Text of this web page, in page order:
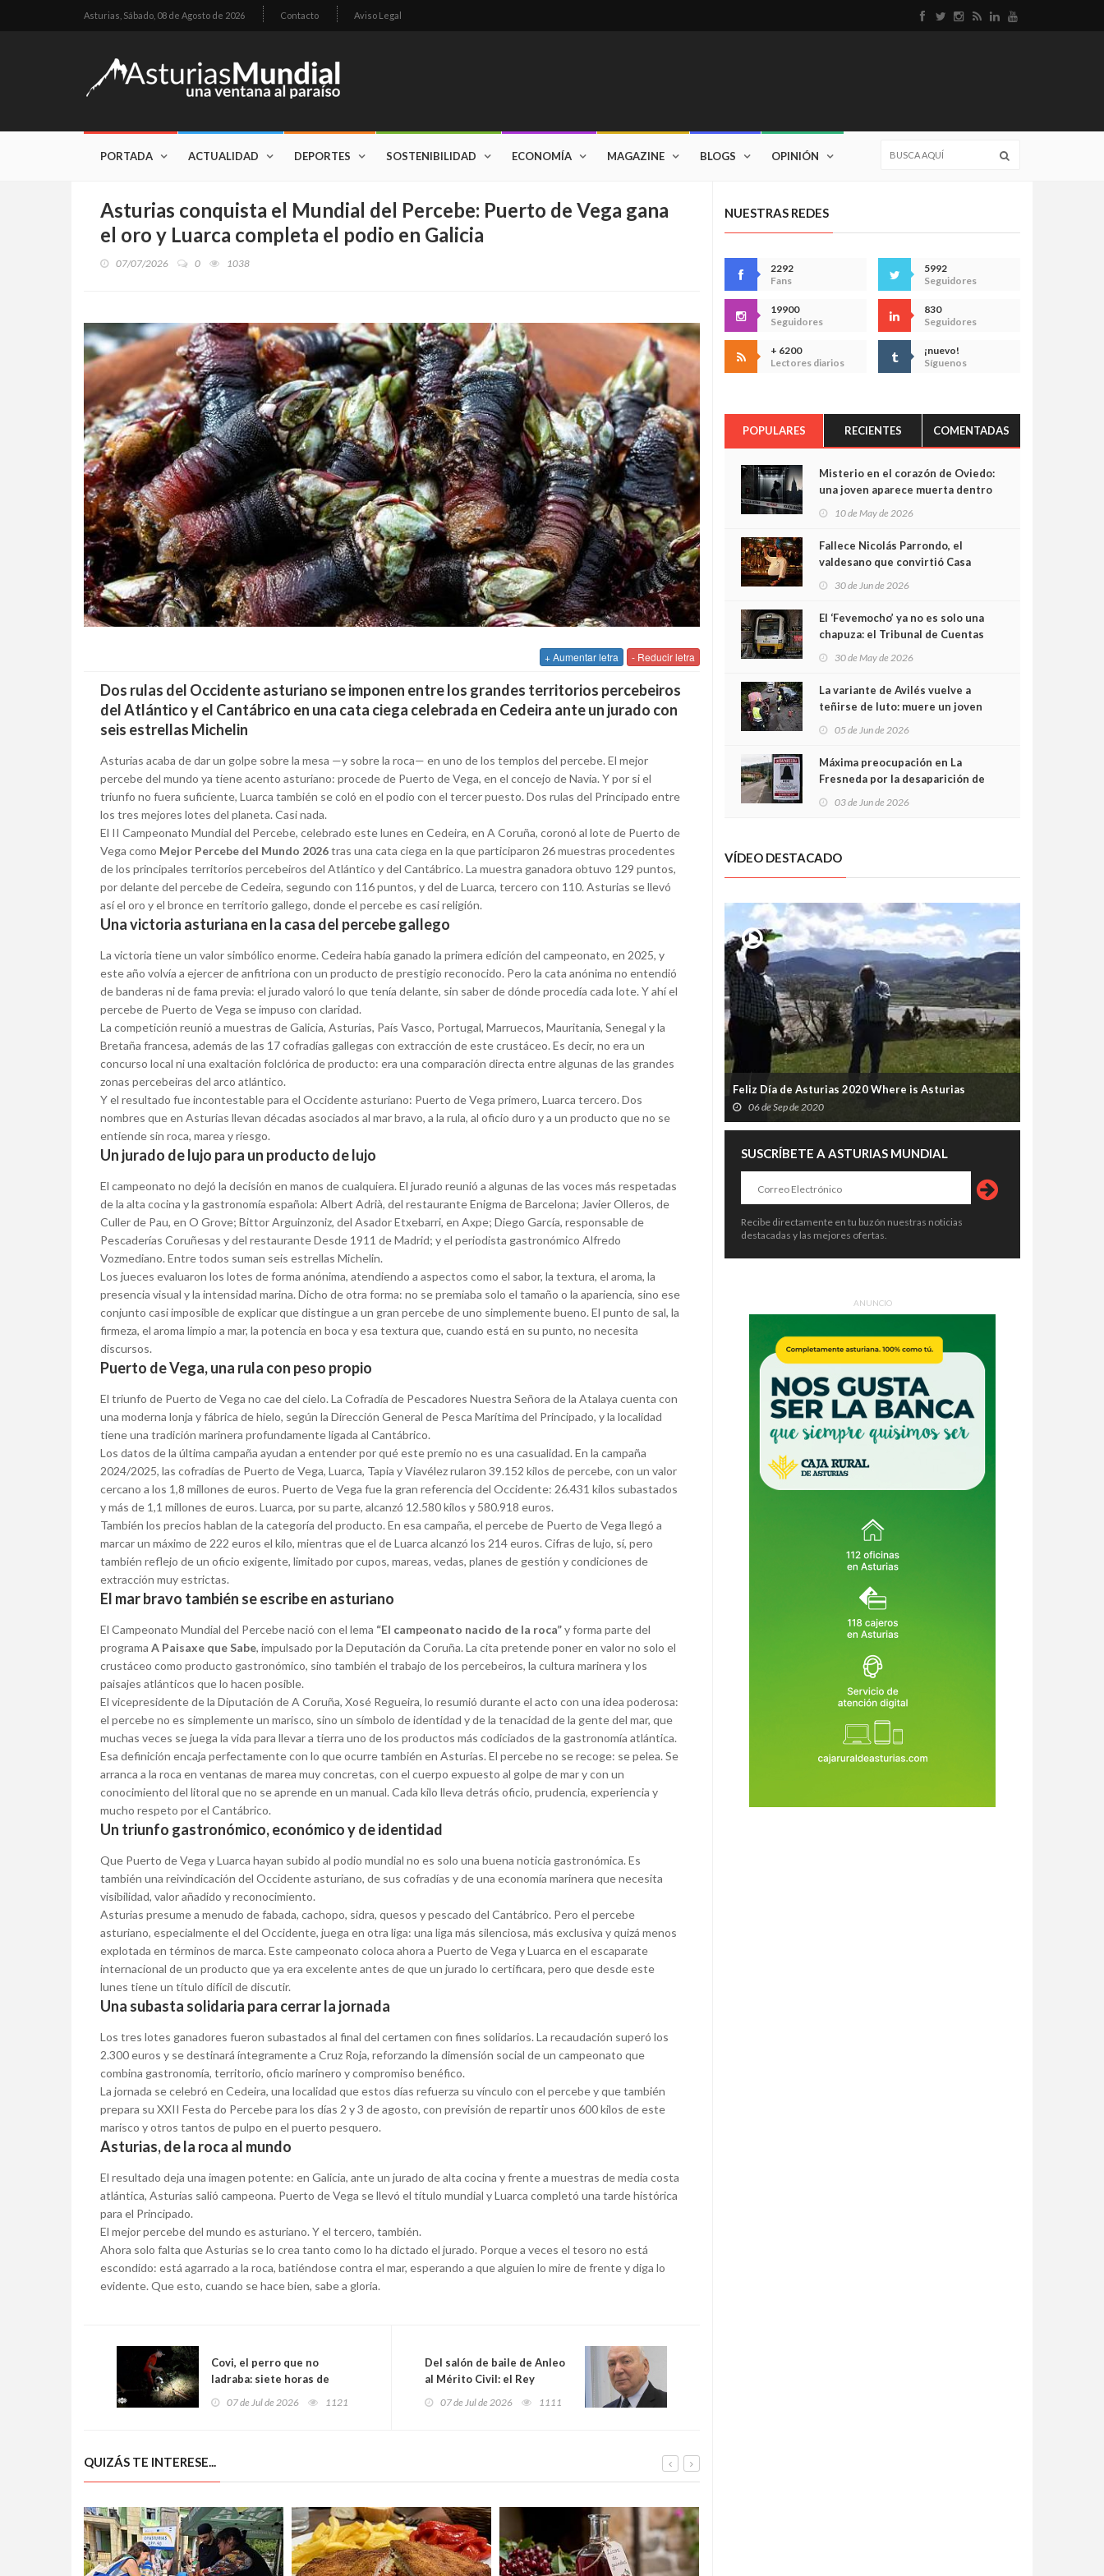
Asturias, Sábado, 08 de Agosto de 2026 Contacto Aviso Legal
PORTADA ACTUALIDAD DEPORTES SOSTENIBILIDAD ECONOMÍA MAGAZINE BLOGS OPINIÓN
Asturias conquista el Mundial del Percebe: Puerto de Vega gana
el oro y Luarca completa el podio en Galicia
07/07/2026 0 1038
+ Aumentar letra - Reducir letra
Dos rulas del Occidente asturiano se imponen entre los grandes territorios percebeiros
del Atlántico y el Cantábrico en una cata ciega celebrada en Cedeira ante un jurado con
seis estrellas Michelin
Asturias acaba de dar un golpe sobre la mesa —y sobre la roca— en uno de los templos del percebe. El mejor
percebe del mundo ya tiene acento asturiano: procede de Puerto de Vega, en el concejo de Navia. Y por si el
triunfo no fuera suficiente, Luarca también se coló en el podio con el tercer puesto. Dos rulas del Principado entre
los tres mejores lotes del planeta. Casi nada.
El II Campeonato Mundial del Percebe, celebrado este lunes en Cedeira, en A Coruña, coronó al lote de Puerto de
Vega como Mejor Percebe del Mundo 2026tras una cata ciega en la que participaron 26 muestras procedentes
de los principales territorios percebeiros del Atlántico y del Cantábrico. La muestra ganadora obtuvo 129 puntos,
por delante del percebe de Cedeira, segundo con 116 puntos, y del de Luarca, tercero con 110. Asturias se llevó
así el oro y el bronce en territorio gallego, donde el percebe es casi religión.
Una victoria asturiana en la casa del percebe gallego
La victoria tiene un valor simbólico enorme. Cedeira había ganado la primera edición del campeonato, en 2025, y
este año volvía a ejercer de anfitriona con un producto de prestigio reconocido. Pero la cata anónima no entendió
de banderas ni de fama previa: el jurado valoró lo que tenía delante, sin saber de dónde procedía cada lote. Y ahí el
percebe de Puerto de Vega se impuso con claridad.
La competición reunió a muestras de Galicia, Asturias, País Vasco, Portugal, Marruecos, Mauritania, Senegal y la
Bretaña francesa, además de las 17 cofradías gallegas con extracción de este crustáceo. Es decir, no era un
concurso local ni una exaltación folclórica de producto: era una comparación directa entre algunas de las grandes
zonas percebeiras del arco atlántico.
Y el resultado fue incontestable para el Occidente asturiano: Puerto de Vega primero, Luarca tercero. Dos
nombres que en Asturias llevan décadas asociados al mar bravo, a la rula, al oficio duro y a un producto que no se
entiende sin roca, marea y riesgo.
Un jurado de lujo para un producto de lujo
El campeonato no dejó la decisión en manos de cualquiera. El jurado reunió a algunas de las voces más respetadas
de la alta cocina y la gastronomía española: Albert Adrià, del restaurante Enigma de Barcelona; Javier Olleros, de
Culler de Pau, en O Grove; Bittor Arguinzoniz, del Asador Etxebarri, en Axpe; Diego García, responsable de
Pescaderías Coruñesas y del restaurante Desde 1911 de Madrid; y el periodista gastronómico Alfredo
Vozmediano. Entre todos suman seis estrellas Michelin.
Los jueces evaluaron los lotes de forma anónima, atendiendo a aspectos como el sabor, la textura, el aroma, la
presencia visual y la intensidad marina. Dicho de otra forma: no se premiaba solo el tamaño o la apariencia, sino ese
conjunto casi imposible de explicar que distingue a un gran percebe de uno simplemente bueno. El punto de sal, la
firmeza, el aroma limpio a mar, la potencia en boca y esa textura que, cuando está en su punto, no necesita
discursos.
Puerto de Vega, una rula con peso propio
El triunfo de Puerto de Vega no cae del cielo. La Cofradía de Pescadores Nuestra Señora de la Atalaya cuenta con
una moderna lonja y fábrica de hielo, según la Dirección General de Pesca Marítima del Principado, y la localidad
tiene una tradición marinera profundamente ligada al Cantábrico.
Los datos de la última campaña ayudan a entender por qué este premio no es una casualidad. En la campaña
2024/2025, las cofradías de Puerto de Vega, Luarca, Tapia y Viavélez rularon 39.152 kilos de percebe, con un valor
cercano a los 1,8 millones de euros. Puerto de Vega fue la gran referencia del Occidente: 26.431 kilos subastados
y más de 1,1 millones de euros. Luarca, por su parte, alcanzó 12.580 kilos y 580.918 euros.
También los precios hablan de la categoría del producto. En esa campaña, el percebe de Puerto de Vega llegó a
marcar un máximo de 222 euros el kilo, mientras que el de Luarca alcanzó los 214 euros. Cifras de lujo, sí, pero
también reflejo de un oficio exigente, limitado por cupos, mareas, vedas, planes de gestión y condiciones de
extracción muy estrictas.
El mar bravo también se escribe en asturiano
El Campeonato Mundial del Percebe nació con el lema “El campeonato nacido de la roca”y forma parte del
programa A Paisaxe que Sabe, impulsado por la Deputación da Coruña. La cita pretende poner en valor no solo el
crustáceo como producto gastronómico, sino también el trabajo de los percebeiros, la cultura marinera y los
paisajes atlánticos que lo hacen posible.
El vicepresidente de la Diputación de A Coruña, Xosé Regueira, lo resumió durante el acto con una idea poderosa:
el percebe no es simplemente un marisco, sino un símbolo de identidad y de la tenacidad de la gente del mar, que
muchas veces se juega la vida para llevar a tierra uno de los productos más codiciados de la gastronomía atlántica.
Esa definición encaja perfectamente con lo que ocurre también en Asturias. El percebe no se recoge: se pelea. Se
arranca a la roca en ventanas de marea muy concretas, con el cuerpo expuesto al golpe de mar y con un
conocimiento del litoral que no se aprende en un manual. Cada kilo lleva detrás oficio, prudencia, experiencia y
mucho respeto por el Cantábrico.
Un triunfo gastronómico, económico y de identidad
Que Puerto de Vega y Luarca hayan subido al podio mundial no es solo una buena noticia gastronómica. Es
también una reivindicación del Occidente asturiano, de sus cofradías y de una economía marinera que necesita
visibilidad, valor añadido y reconocimiento.
Asturias presume a menudo de fabada, cachopo, sidra, quesos y pescado del Cantábrico. Pero el percebe
asturiano, especialmente el del Occidente, juega en otra liga: una liga más silenciosa, más exclusiva y quizá menos
explotada en términos de marca. Este campeonato coloca ahora a Puerto de Vega y Luarca en el escaparate
internacional de un producto que ya era excelente antes de que un jurado lo certificara, pero que desde este
lunes tiene un título difícil de discutir.
Una subasta solidaria para cerrar la jornada
Los tres lotes ganadores fueron subastados al final del certamen con fines solidarios. La recaudación superó los
2.300 euros y se destinará íntegramente a Cruz Roja, reforzando la dimensión social de un campeonato que
combina gastronomía, territorio, oficio marinero y compromiso benéfico.
La jornada se celebró en Cedeira, una localidad que estos días refuerza su vínculo con el percebe y que también
prepara su XXII Festa do Percebe para los días 2 y 3 de agosto, con previsión de repartir unos 600 kilos de este
marisco y otros tantos de pulpo en el puerto pesquero.
Asturias, de la roca al mundo
El resultado deja una imagen potente: en Galicia, ante un jurado de alta cocina y frente a muestras de media costa
atlántica, Asturias salió campeona. Puerto de Vega se llevó el título mundial y Luarca completó una tarde histórica
para el Principado.
El mejor percebe del mundo es asturiano. Y el tercero, también.
Ahora solo falta que Asturias se lo crea tanto como lo ha dictado el jurado. Porque a veces el tesoro no está
escondido: está agarrado a la roca, batiéndose contra el mar, esperando a que alguien lo mire de frente y diga lo
evidente. Que esto, cuando se hace bien, sabe a gloria.
Covi, el perro que no
ladraba: siete horas de
búsqueda nocturna, drones
07 de Jul de 2026 1121
Del salón de baile de Anleo
al Mérito Civil: el Rey
distingue a Francisco
07 de Jul de 2026 1111
QUIZÁS TE INTERESE...
NUESTRAS REDES
2292
Fans
5992
Seguidores
19900
Seguidores
830
Seguidores
+ 6200
Lectores diarios
¡nuevo!
Síguenos
POPULARES RECIENTES COMENTADAS
Misterio en el corazón de Oviedo:
una joven aparece muerta dentro
cámaras captan sus últimos
minutos
10 de May de 2026
Fallece Nicolás Parrondo, el
valdesano que convirtió Casa
30 de Jun de 2026
El ‘Fevemocho’ ya no es solo una
chapuza: el Tribunal de Cuentas
sobrecoste de los trenes que no
cabían por los túneles
30 de May de 2026
La variante de Avilés vuelve a
teñirse de luto: muere un joven
05 de Jun de 2026
Máxima preocupación en La
Fresneda por la desaparición de
03 de Jun de 2026
VÍDEO DESTACADO
Feliz Día de Asturias 2020 Where is Asturias
06 de Sep de 2020
SUSCRÍBETE A ASTURIAS MUNDIAL
Recibe directamente en tu buzón nuestras noticias
destacadas y las mejores ofertas.
ANUNCIO